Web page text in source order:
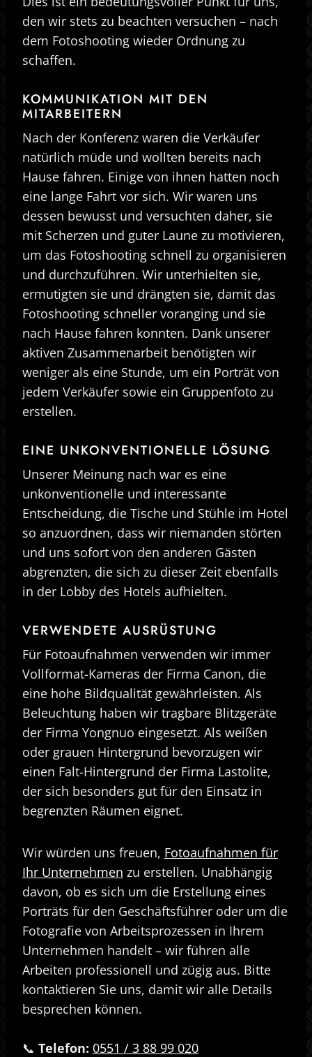
den wir stets zu beachten versuchen – nach
dem Fotoshooting wieder Ordnung zu
schaffen.
KOMMUNIKATION MIT DEN
MITARBEITERN
Nach der Konferenz waren die Verkäufer
natürlich müde und wollten bereits nach
Hause fahren. Einige von ihnen hatten noch
eine lange Fahrt vor sich. Wir waren uns
dessen bewusst und versuchten daher, sie
mit Scherzen und guter Laune zu motivieren,
um das Fotoshooting schnell zu organisieren
und durchzuführen. Wir unterhielten sie,
ermutigten sie und drängten sie, damit das
Fotoshooting schneller voranging und sie
nach Hause fahren konnten. Dank unserer
aktiven Zusammenarbeit benötigten wir
weniger als eine Stunde, um ein Porträt von
jedem Verkäufer sowie ein Gruppenfoto zu
erstellen.
EINE UNKONVENTIONELLE LÖSUNG
Unserer Meinung nach war es eine
unkonventionelle und interessante
Entscheidung, die Tische und Stühle im Hotel
so anzuordnen, dass wir niemanden störten
und uns sofort von den anderen Gästen
abgrenzten, die sich zu dieser Zeit ebenfalls
in der Lobby des Hotels aufhielten.
VERWENDETE AUSRÜSTUNG
Für Fotoaufnahmen verwenden wir immer
Vollformat-Kameras der Firma Canon, die
eine hohe Bildqualität gewährleisten. Als
Beleuchtung haben wir tragbare Blitzgeräte
der Firma Yongnuo eingesetzt. Als weißen
oder grauen Hintergrund bevorzugen wir
einen Falt-Hintergrund der Firma Lastolite,
der sich besonders gut für den Einsatz in
begrenzten Räumen eignet.
Wir würden uns freuen, Fotoaufnahmen für
Ihr Unternehmen zu erstellen. Unabhängig
davon, ob es sich um die Erstellung eines
Porträts für den Geschäftsführer oder um die
Fotografie von Arbeitsprozessen in Ihrem
Unternehmen handelt – wir führen alle
Arbeiten professionell und zügig aus. Bitte
kontaktieren Sie uns, damit wir alle Details
besprechen können.
📞 Telefon: 0551 / 3 88 99 020